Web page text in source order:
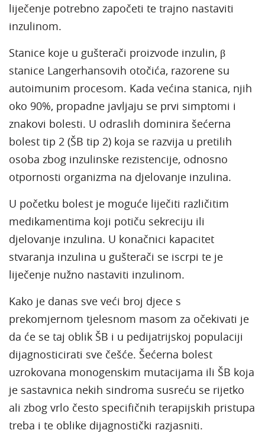
liječenje potrebno započeti te trajno nastaviti
inzulinom.
Stanice koje u gušterači proizvode inzulin, β
stanice Langerhansovih otočića, razorene su
autoimunim procesom. Kada većina stanica, njih
oko 90%, propadne javljaju se prvi simptomi i
znakovi bolesti. U odraslih dominira šećerna
bolest tip 2 (ŠB tip 2) koja se razvija u pretilih
osoba zbog inzulinske rezistencije, odnosno
otpornosti organizma na djelovanje inzulina.
U početku bolest je moguće liječiti različitim
medikamentima koji potiču sekreciju ili
djelovanje inzulina. U konačnici kapacitet
stvaranja inzulina u gušterači se iscrpi te je
liječenje nužno nastaviti inzulinom.
Kako je danas sve veći broj djece s
prekomjernom tjelesnom masom za očekivati je
da će se taj oblik ŠB i u pedijatrijskoj populaciji
dijagnosticirati sve češće. Šećerna bolest
uzrokovana monogenskim mutacijama ili ŠB koja
je sastavnica nekih sindroma susreću se rijetko
ali zbog vrlo često specifičnih terapijskih pristupa
treba i te oblike dijagnostički razjasniti.